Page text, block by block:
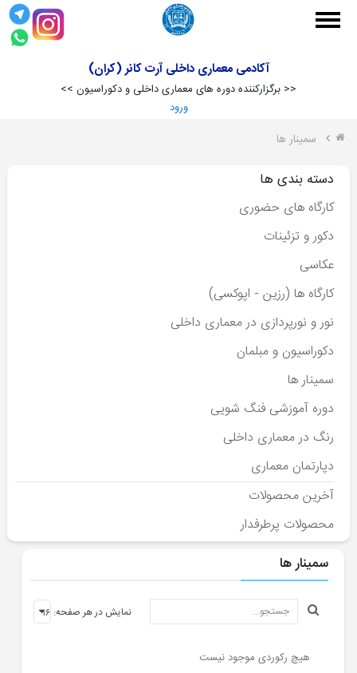
آکادمی معماری داخلی آرت کانر (کران)
<< برگزارکننده دوره های معماری داخلی و دکوراسیون >>
ورود
ها
عکاسی
دکوراسیون
و مبلمان
دوره
فنگ
شویی
دوره
انلاین
دکوراسیون
داخلی
انلاین
سمینار ها
دسته بندی ها
کارگاه های حضوری
دکور و تزئینات
عکاسی
کارگاه ها (رزین - اپوکسی)
نور و نورپردازی در معماری داخلی
دکوراسیون و مبلمان
سمینار ها
دوره آموزشی فنگ شویی
رنگ در معماری داخلی
دپارتمان معماری
آخرین محصولات
محصولات پرطرفدار
سمینار ها
نمایش در هر صفحه:
هیچ رکوردی موجود نیست